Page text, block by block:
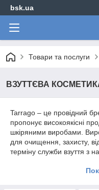
bsk.ua
Товари та послуги
ВЗУТТЄВА
Tarrago – це провідний
пропонує високоякісні
шкіряними виробами.
для очищення, захисту,
терміну служби взуття з
включає різноманітні